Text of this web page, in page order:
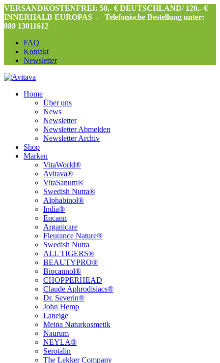
VERSANDKOSTENFREI: 50,- € DEUTSCHLAND/ 120,- €
INNERHALB EUROPAS -
Telefonische Bestellung unter:
089 13011612
FAQ
Kontakt
Newsletter
Home
Über uns
News
Newsletter
Newsletter Abmelden
Newsletter Archiv
Shop
Marken
VitaWorld®
Avitava®
VitaSanum®
Swedish Nutra®
Alphabinol®
India®
Encann
Arganicare
Fleurance Nature®
Swedish Nutra
ALL TIGERS®
BEAUTYPRO®
Biocannol®
CHOPPERHEAD
Claude Aphrodisiacs®
Dr. Severin®
John Hemp
Laneige
Meina Naturkosmetik
Naurum
NEYLA®
Serotalin
The Lekker Company